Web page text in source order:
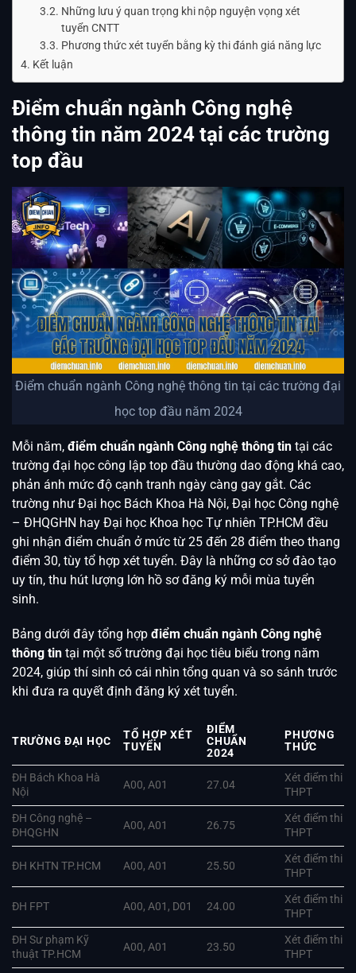
Những lưu ý quan trọng khi nộp nguyện vọng xét
tuyển CNTT
Phương thức xét tuyển bằng kỳ thi đánh giá năng lực
Kết luận
Điểm chuẩn ngành Công nghệ
thông tin năm 2024 tại các trường
top đầu
Điểm chuẩn ngành Công nghệ thông tin tại các trường đại
học top đầu năm 2024
Mỗi năm, điểm chuẩn ngành Công nghệ thông tin tại các
trường đại học công lập top đầu thường dao động khá cao,
phản ánh mức độ cạnh tranh ngày càng gay gắt. Các
trường như Đại học Bách Khoa Hà Nội, Đại học Công nghệ
– ĐHQGHN hay Đại học Khoa học Tự nhiên TP.HCM đều
ghi nhận điểm chuẩn ở mức từ 25 đến 28 điểm theo thang
điểm 30, tùy tổ hợp xét tuyển. Đây là những cơ sở đào tạo
uy tín, thu hút lượng lớn hồ sơ đăng ký mỗi mùa tuyển
sinh.
Bảng dưới đây tổng hợp điểm chuẩn ngành Công nghệ
thông tin tại một số trường đại học tiêu biểu trong năm
2024, giúp thí sinh có cái nhìn tổng quan và so sánh trước
khi đưa ra quyết định đăng ký xét tuyển.
TRƯỜNG ĐẠI HỌC
TỔ HỢP XÉT
TUYỂN
ĐIỂM
CHUẨN
2024
PHƯƠNG
THỨC
ĐH Bách Khoa Hà
Nội
A00, A01 27.04
Xét điểm thi
THPT
ĐH Công nghệ –
ĐHQGHN
A00, A01 26.75
Xét điểm thi
THPT
ĐH KHTN TP.HCM A00, A01 25.50
Xét điểm thi
THPT
ĐH FPT A00, A01, D01 24.00
Xét điểm thi
THPT
ĐH Sư phạm Kỹ
thuật TP.HCM
A00, A01 23.50
Xét điểm thi
THPT